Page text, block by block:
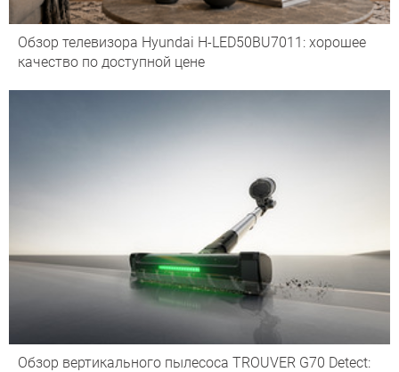
Обзор телевизора Hyundai H-LED50BU7011: хорошее
качество по доступной цене
Обзор вертикального пылесоса TROUVER G70 Detect: